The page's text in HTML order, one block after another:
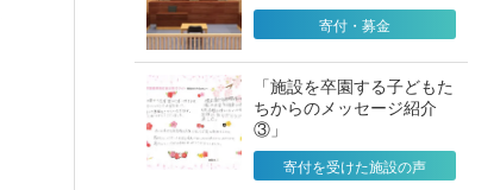
寄付・募金
「施設を卒園する子どもた
ちからのメッセージ紹介
③」
寄付を受けた施設の声